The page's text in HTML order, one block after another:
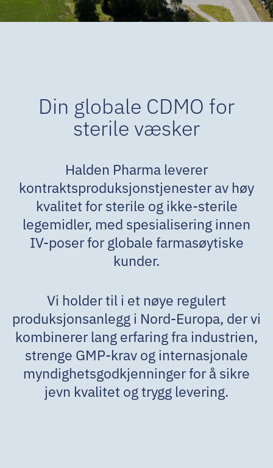
Din globale CDMO for
sterile væsker
Halden Pharma leverer
kontraktsproduksjonstjenester av høy
kvalitet for sterile og ikke-sterile
legemidler, med spesialisering innen
IV-poser for globale farmasøytiske
kunder.
Vi holder til i et nøye regulert
produksjonsanlegg i Nord-Europa, der vi
kombinerer lang erfaring fra industrien,
strenge GMP-krav og internasjonale
myndighetsgodkjenninger for å sikre
jevn kvalitet og trygg levering.